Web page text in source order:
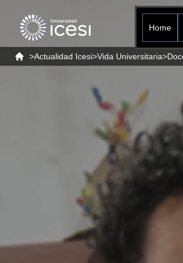
>Actualidad Icesi>Vida Universitaria>
Home